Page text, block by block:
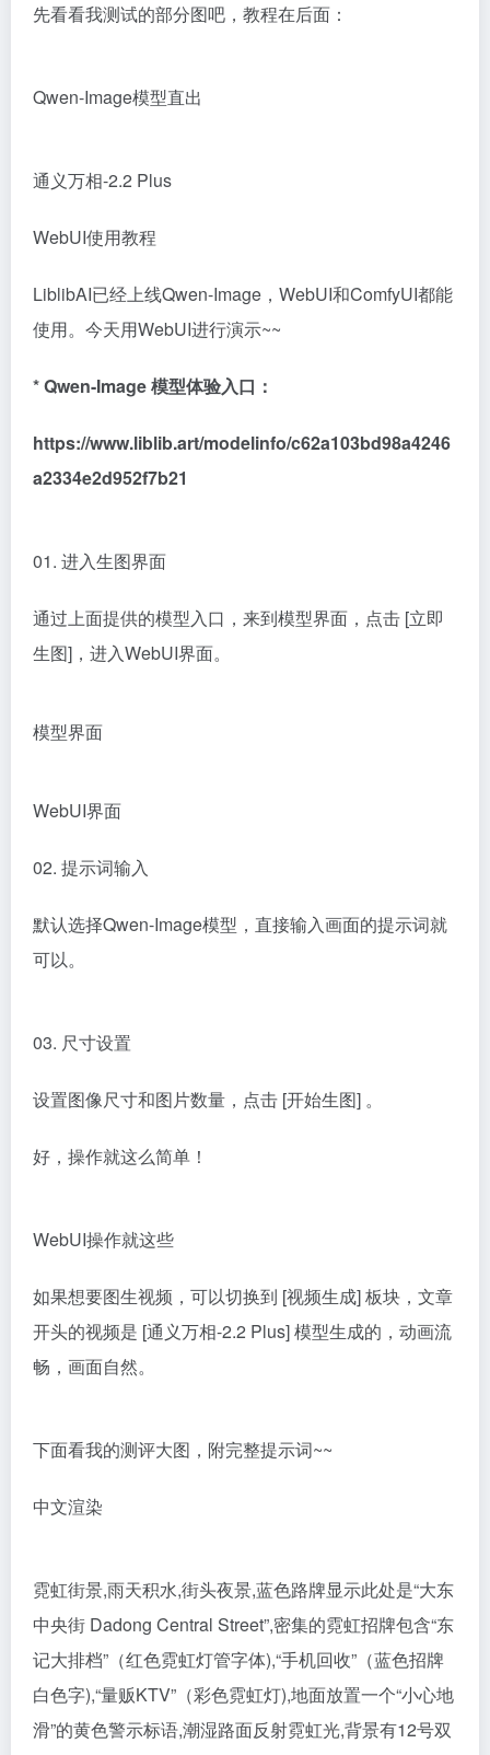
先看看我测试的部分图吧，教程在后面：
Qwen-Image模型直出
通义万相-2.2 Plus
WebUI使用教程
LiblibAI已经上线Qwen-Image ，WebUI和ComfyUI都能
使用。今天用WebUI进行演示~~
*Qwen-Image模型体验入口：
https://www.liblib.art/modelinfo/c62a103bd98a4246
a2334e2d952f7b21
01. 进入生图界面
通过上面提供的模型入口，来到模型界面，点击 [立即
生图]，进入WebUI界面。
模型界面
WebUI界面
02. 提示词输入
默认选择Qwen-Image模型，直接输入画面的提示词就
可以。
03. 尺寸设置
设置图像尺寸和图片数量，点击 [开始生图] 。
好，操作就这么简单！
WebUI操作就这些
如果想要图生视频，可以切换到 [视频生成] 板块，文章
开头的视频是 [通义万相-2.2 Plus] 模型生成的，动画流
畅，画面自然。
下面看我的测评大图，附完整提示词~~
中文渲染
霓虹街景,雨天积水,街头夜景,蓝色路牌显示此处是“大东
中央街 Dadong Central Street”,密集的霓虹招牌包含“东
记大排档”（红色霓虹灯管字体),“手机回收”（蓝色招牌
白色字),“量贩KTV”（彩色霓虹灯),地面放置一个“小心地
滑”的黄色警示标语,潮湿路面反射霓虹光,背景有12号双